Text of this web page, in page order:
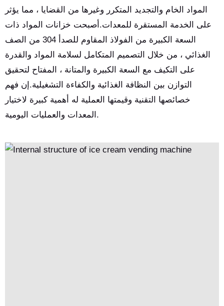
المواد الخام والتجديد المتكرر وغيرها من القضايا ، مما يؤثر
على الخدمة المستقرة للمعدات.أصبحت خزانات المواد ذات
السعة الكبيرة من الفولاذ المقاوم للصدأ 304 من الصف
الغذائي ، من خلال التصميم المتكامل لسلامة المواد والقدرة
على التكيف مع السعة الكبيرة والمتانة ، المفتاح لتحقيق
التوازن بين النظافة الغذائية والكفاءة التشغيلية.إن فهم
خصائصها التقنية وقيمتها العملية له أهمية كبيرة لاختيار
المعدات والعمليات اليومية.